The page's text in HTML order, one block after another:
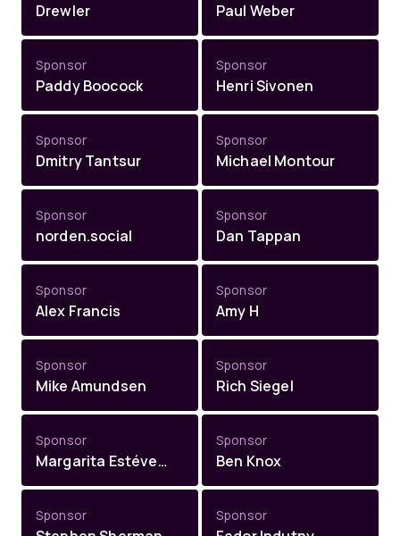
Drewler Paul Weber
Sponsor
Paddy Boocock
Sponsor
Henri Sivonen
Sponsor
Dmitry Tantsur
Sponsor
Michael Montour
Sponsor
norden.social
Sponsor
Dan Tappan
Sponsor
Alex Francis
Sponsor
Amy H
Sponsor
Mike Amundsen
Sponsor
Rich Siegel
Sponsor
Margarita Estévez-Abe
Sponsor
Ben Knox
Sponsor Sponsor